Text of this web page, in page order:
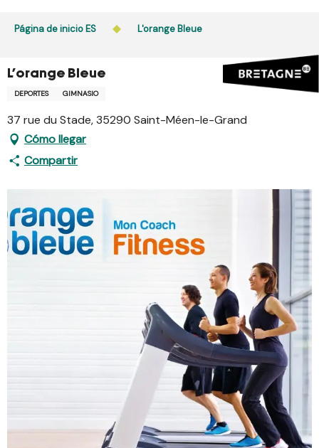
Página de inicio ES L'orange Bleue
L'orange Bleue
DEPORTES GIMNASIO
37 rue du Stade, 35290 Saint-Méen-le-Grand
Cómo llegar
Compartir